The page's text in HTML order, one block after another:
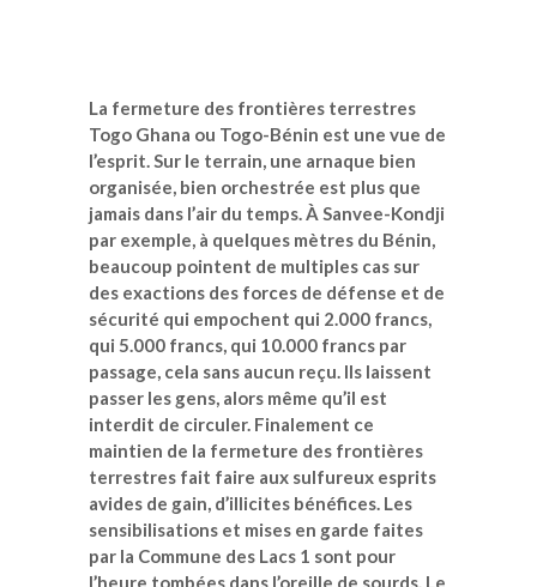
La fermeture des frontières terrestres
Togo Ghana ou Togo-Bénin est une vue de
l’esprit. Sur le terrain, une arnaque bien
organisée, bien orchestrée est plus que
jamais dans l’air du temps. À Sanvee-Kondji
par exemple, à quelques mètres du Bénin,
beaucoup pointent de multiples cas sur
des exactions des forces de défense et de
sécurité qui empochent qui 2.000 francs,
qui 5.000 francs, qui 10.000 francs par
passage, cela sans aucun reçu. Ils laissent
passer les gens, alors même qu’il est
interdit de circuler. Finalement ce
maintien de la fermeture des frontières
terrestres fait faire aux sulfureux esprits
avides de gain, d’illicites bénéfices. Les
sensibilisations et mises en garde faites
par la Commune des Lacs 1 sont pour
l’heure tombées dans l’oreille de sourds. Le